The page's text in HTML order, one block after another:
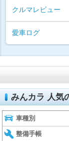
クルマレビュー
愛車ログ
みんカラ 人気
車種別
整備手帳